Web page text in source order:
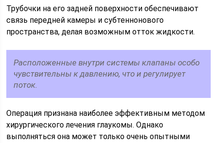
Трубочки на его задней поверхности обеспечивают
связь передней камеры и субтеннонового
пространства, делая возможным отток жидкости.
Расположенные внутри системы клапаны особо
чувствительны к давлению, что и регулирует
поток.
Операция признана наиболее эффективным методом
хирургического лечения глаукомы. Однако
выполняться она может только очень опытными